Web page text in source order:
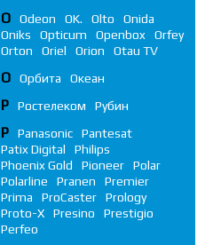
O Odeon OK. Olto
Onida
Oniks
Opticum Openbox
Orfey
Orton
Oriel Orion Otau TV
О Орбита Океан
Р Ростелеком Рубин
P Panasonic
Pantesat
Patix Digital
Philips
Phoenix Gold
Pioneer
Polar
Polarline
Pranen
Premier
Prima
ProCaster
Prology
Proto-X
Presino
Prestigio
Perfeo